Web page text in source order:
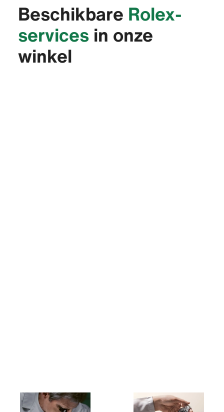
Beschikbare Rolex-
servicesin onze
winkel